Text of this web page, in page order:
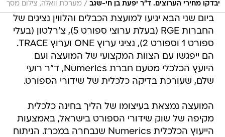
יבדקו מחירי הערוצים. ד"ר יפעת בן חי-שגב / מערכת וואלה, צילום מסך
ביום שני הבא יגיעו למועצת הכבלים והלווין נציגים של
החברות RGE (בעלת ערוצי ספורט 5), צ'רלטון (בעלי
ספורט 1 וספורט 2), נציגי ערוץ ONE וערוץ TRACE.
הם ייפגשו עם הצוות המקצועי של המועצה ועם
היועץ הכלכלי מטעם חברת Numerics, ד"ר רועי
שלם, שעורכת בדיקה כלכלית של שידורי הספורט.
המועצה נמצאת בעיצומו של הליך בחינה כלכלית
מקיפה של שוק שידורי הספורט בישראל, באמצעות
הייעוץ הכלכלית Numerics שנבחרה במכרז. הניתוח